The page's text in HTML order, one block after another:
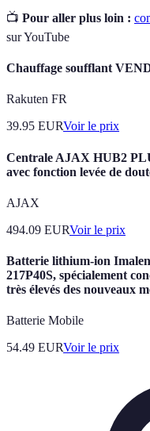
📺 Pour aller plus loin :
sur YouTube
Chauffage soufflant
Rakuten FR
39.95 EURVoir le prix
Centrale AJAX HUB2
avec fonction levée de
AJAX
494.09 EURVoir le prix
Batterie lithium-ion
217P40S, spécialement
très élevés des nouveaux
Batterie Mobile
54.49 EURVoir le prix